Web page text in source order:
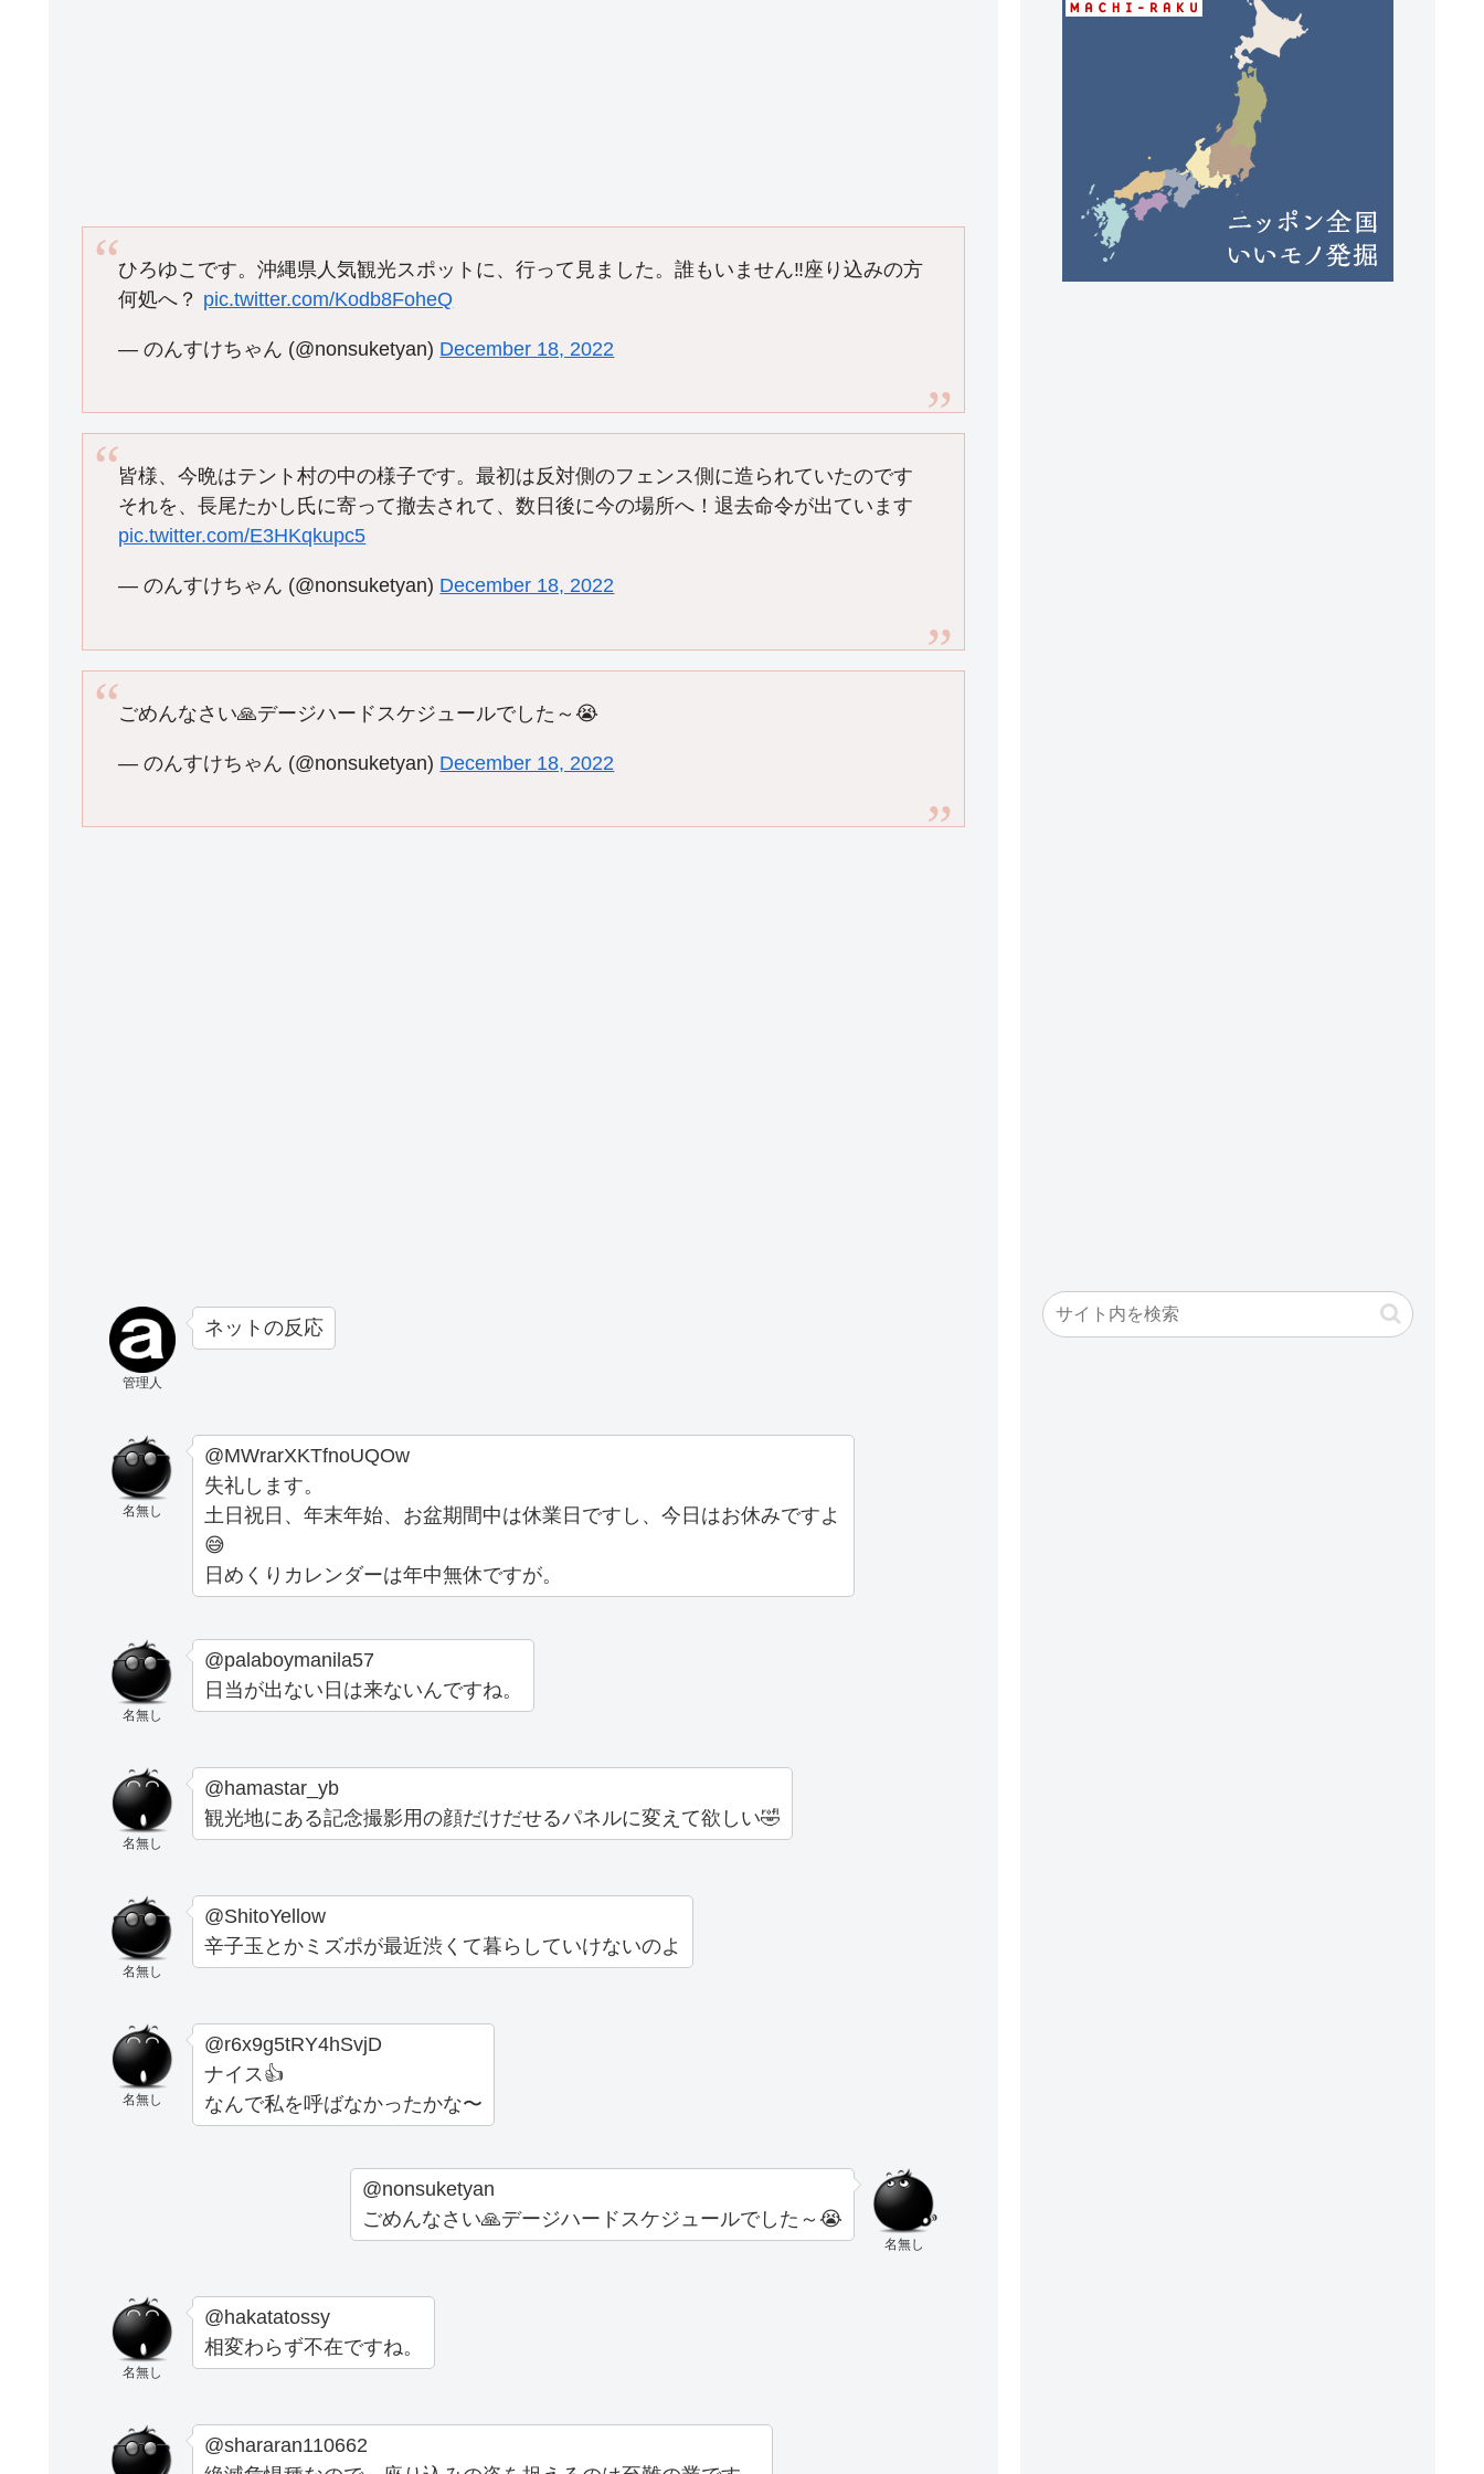
ひろゆこです。沖縄県人気観光スポットに、行って見ました。誰もいません‼️座り込みの方
何処へ？ pic.twitter.com/Kodb8FoheQ
— のんすけちゃん (@nonsuketyan) December 18, 2022
皆様、今晩はテント村の中の様子です。最初は反対側のフェンス側に造られていたのです
それを、長尾たかし氏に寄って撤去されて、数日後に今の場所へ！退去命令が出ています
pic.twitter.com/E3HKqkupc5
— のんすけちゃん (@nonsuketyan) December 18, 2022
ごめんなさい🙏デージハードスケジュールでした～😭
— のんすけちゃん (@nonsuketyan) December 18, 2022
管理人
ネットの反応
名無し
@MWrarXKTfnoUQOw
失礼します。
土日祝日、年末年始、お盆期間中は休業日ですし、今日はお休みですよ
😅
日めくりカレンダーは年中無休ですが。
名無し
@palaboymanila57
日当が出ない日は来ないんですね。
名無し
@hamastar_yb
観光地にある記念撮影用の顔だけだせるパネルに変えて欲しい🤣
名無し
@ShitoYellow
辛子玉とかミズポが最近渋くて暮らしていけないのよ
名無し
@r6x9g5tRY4hSvjD
ナイス👍
なんで私を呼ばなかったかな〜
名無し
@nonsuketyan
ごめんなさい🙏デージハードスケジュールでした～😭
名無し
@hakatatossy
相変わらず不在ですね。
@shararan110662